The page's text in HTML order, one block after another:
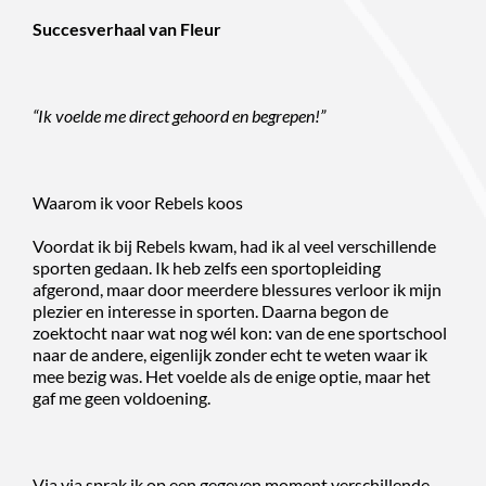
Succesverhaal van Fleur
“Ik voelde me direct gehoord en begrepen!”
Waarom ik voor Rebels koos
Voordat ik bij Rebels kwam, had ik al veel verschillende
sporten gedaan. Ik heb zelfs een sportopleiding
afgerond, maar door meerdere blessures verloor ik mijn
plezier en interesse in sporten. Daarna begon de
zoektocht naar wat nog wél kon: van de ene sportschool
naar de andere, eigenlijk zonder echt te weten waar ik
mee bezig was. Het voelde als de enige optie, maar het
gaf me geen voldoening.